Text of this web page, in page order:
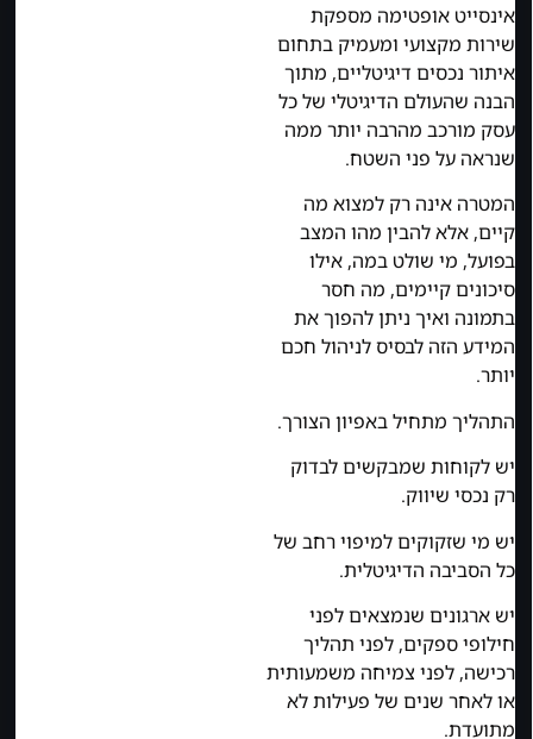
אינסייט אופטימה מספקת
שירות מקצועי ומעמיק בתחום
איתור נכסים דיגיטליים, מתוך
הבנה שהעולם הדיגיטלי של כל
עסק מורכב מהרבה יותר ממה
שנראה על פני השטח.
המטרה אינה רק למצוא מה
קיים, אלא להבין מהו המצב
בפועל, מי שולט במה, אילו
סיכונים קיימים, מה חסר
בתמונה ואיך ניתן להפוך את
המידע הזה לבסיס לניהול חכם
יותר.
התהליך מתחיל באפיון הצורך.
יש לקוחות שמבקשים לבדוק
רק נכסי שיווק.
יש מי שזקוקים למיפוי רחב של
כל הסביבה הדיגיטלית.
יש ארגונים שנמצאים לפני
חילופי ספקים, לפני תהליך
רכישה, לפני צמיחה משמעותית
או לאחר שנים של פעילות לא
מתועדת.